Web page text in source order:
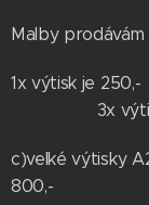
Malby
1x výtisk je
3x výtisky
c)velké výtisky
800,-